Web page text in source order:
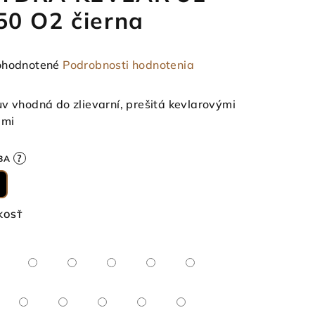
O2 čierna
Podrobnosti hodnotenia
vhodná do zlievarní, prešitá kevlarovými
?